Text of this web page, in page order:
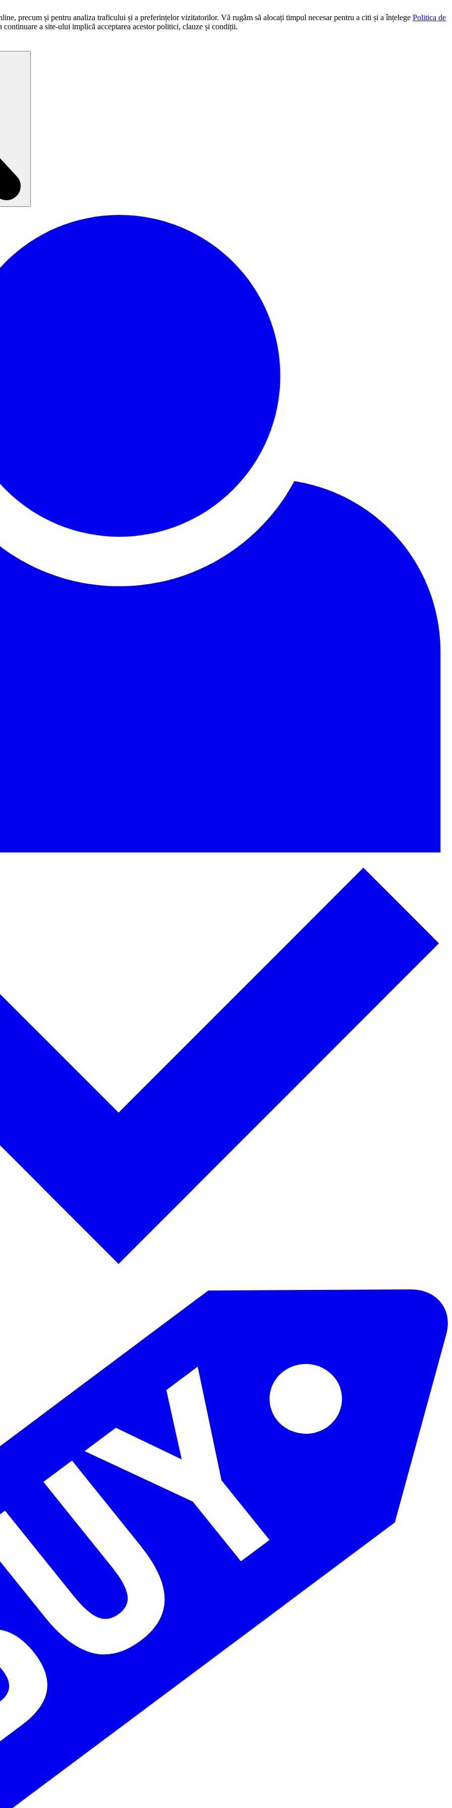
precum și pentru analiza traficului și a preferințelor vizitatorilor. Vă rugăm să alocați timpul necesar pentru a citi și a înțelege Politica de
continuare a site-ului implică acceptarea acestor politici, clauze și condiții.